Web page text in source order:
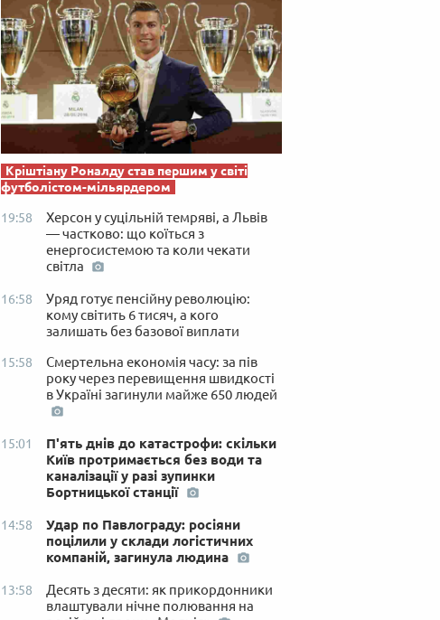
Кріштіану Роналду став першим у світі
футболістом-мільярдером
19:58
Херсон у суцільній темряві, а Львів
— частково: що коїться з
енергосистемою та коли чекати
світла
16:58
Уряд готує пенсійну революцію:
кому світить 6 тисяч, а кого
залишать без базової виплати
15:58
Смертельна економія часу: за пів
року через перевищення швидкості
в Україні загинули майже 650 людей
15:01
П'ять днів до катастрофи: скільки
Київ протримається без води та
каналізації у разі зупинки
Бортницької станції
14:58
Удар по Павлограду: росіяни
поцілили у склади логістичних
компаній, загинула людина
13:58
Десять з десяти: як прикордонники
влаштували нічне полювання на